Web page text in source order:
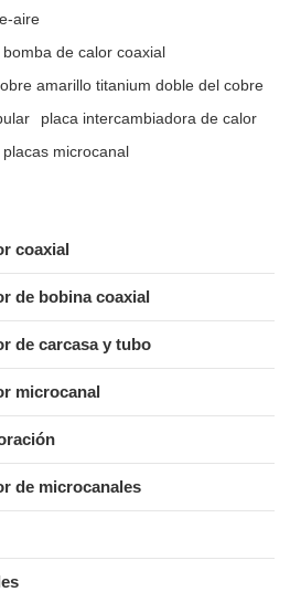
aire
de calor coaxial
amarillo titanium doble del cobre
placa intercambiadora de calor
microcanal
coaxial
de bobina coaxial
de carcasa y tubo
microcanal
de microcanales